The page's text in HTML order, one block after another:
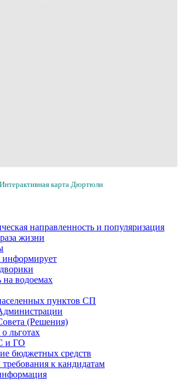
Интерактивная карта Дюртюли
направленность и популяризация
жизни
информирует
на водоемах
пунктов СП
(Решения)
льготах
и ГО
бюджетных средств
к кандидатам